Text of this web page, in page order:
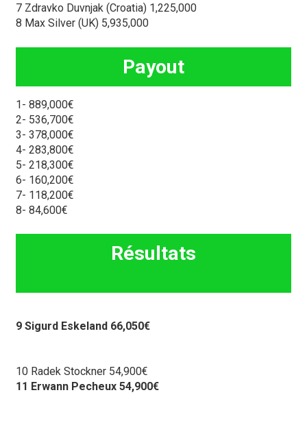
7 Zdravko Duvnjak (Croatia) 1,225,000
8 Max Silver (UK) 5,935,000
Payout
1- 889,000€
2- 536,700€
3- 378,000€
4- 283,800€
5- 218,300€
6- 160,200€
7- 118,200€
8- 84,600€
Résultats
9 Sigurd Eskeland 66,050€
10 Radek Stockner 54,900€
11 Erwann Pecheux 54,900€